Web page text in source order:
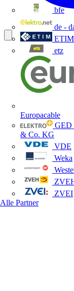
bfe
de -
ETIM
etz
Europacable
GED
& Co. KG
VDE
Weka
ZVEI
Alle Partner